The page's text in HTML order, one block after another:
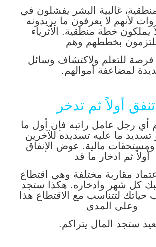
غالبية البشر يفشلون في
لأنهم لا يعرفون ما يريدونه
يملكون خطة منطقية. الأثرياء
بخططهم وهم
فرصة للتعلم ولاكتشاف وسائل
لمضاعفة أموالهم.
أي رجل عامل راتبه فإن أول ما
تسديد ما عليه تسديده للآخرين
ومستحقات مالية. عوض الإنفاق
أولاً ثم ادخار ما قد
مقاربة مختلفة وهي اقتطاع
كل شهر وادخاره. هكذا ستجد
لتتناسب مع الاقتطاع هذا
وعلى المدى
ستجد المال يتراكم.